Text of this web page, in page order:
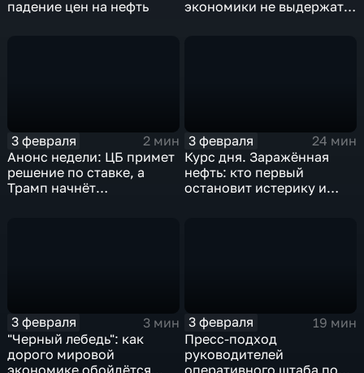
падение цен на нефть
экономики не выдержат
3 февраля
2 мин
Анонс недели: ЦБ примет
решение по ставке, а
Трамп начнёт
3 февраля
24 мин
Курс дня. Заражённая
нефть: кто первый
остановит истерику и
3 февраля
3 мин
"Черный лебедь": как
дорого мировой
экономике обойдётся
3 февраля
19 мин
Пресс-подход
руководителей
оперативного штаба по